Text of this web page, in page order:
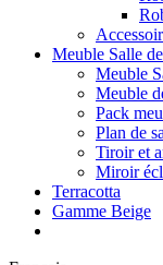
Meuble Salle
Meuble
Meuble
Pack
Plan de
Tiroir et
Miroir
Terracotta
Gamme Beige